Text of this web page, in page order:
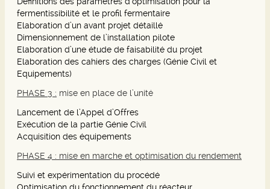
fermentissibilité et le profil fermentaire
Elaboration d’un avant projet détaillé
Dimensionnement de l’installation pilote
Elaboration d’une étude de faisabilité du projet
Elaboration des cahiers des charges (Génie Civil et
Equipements)
PHASE 3 : mise en place de l’unité
Lancement de l’Appel d’Offres
Exécution de la partie Génie Civil
Acquisition des équipements
PHASE 4 : mise en marche et optimisation du rendement
Suivi et expérimentation du procédé